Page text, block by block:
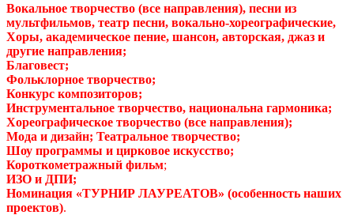
Вокальное творчество (все направления), песни из
мультфильмов, театр песни, вокально-хореографические,
Хоры, академическое пение, шансон, авторская, джаз и
другие направления;
Благовест;
Фольклорное творчество;
Конкурс композиторов;
Инструментальное творчество, национальна гармоника;
Хореографическое творчество (все направления);
Мода и дизайн; Театральное творчество;
Шоу программы и цирковое искусство;
Короткометражный фильм;
ИЗО и ДПИ;
Номинация «ТУРНИР ЛАУРЕАТОВ» (особенность наших
проектов).